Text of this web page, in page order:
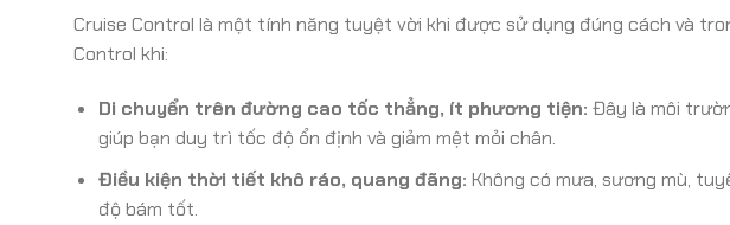
Cruise Control là một tính năng tuyệt vời khi được sử dụng đúng cách và
Control khi:
Di chuyển trên đường cao tốc thẳng, ít phương tiện: Đây là môi
giúp bạn duy trì tốc độ ổn định và giảm mệt mỏi chân.
Điều kiện thời tiết khô ráo, quang đãng: Không có mưa, sương mù,
độ bám tốt.